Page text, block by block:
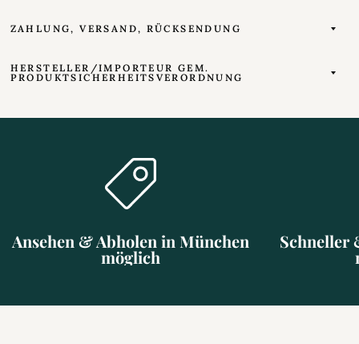
ZAHLUNG, VERSAND, RÜCKSENDUNG
HERSTELLER/IMPORTEUR GEM.
PRODUKTSICHERHEITSVERORDNUNG
Ansehen & Abholen in München
möglich
Schneller